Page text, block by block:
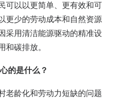
可以以更简单、更有效和可
更少的劳动成本和自然资源
采用清洁能源驱动的精准设
和碳排放。
的是什么？
老龄化和劳动力短缺的问题